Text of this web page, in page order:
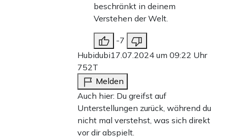
beschränkt in deinem
Verstehen der Welt.
-7
Hubidubi17.07.2024 um 09:22 Uhr
752T
Melden
Auch hier: Du greifst auf
Unterstellungen zurück, während du
nicht mal verstehst, was sich direkt
vor dir abspielt.